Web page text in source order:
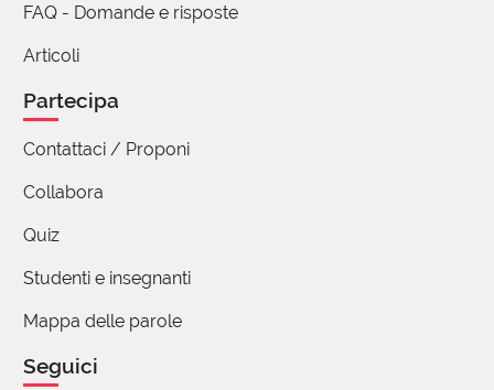
stanotte.grazie
Rispetto a etimologia e interesante que in
come " l`effet pangolin de Covid" que que
significa l efetto contaginale universale in
FAQ - Domande e risposte
Articoli
Partecipa
Contattaci / Proponi
Collabora
Quiz
Studenti e insegnanti
Mappa delle parole
Seguici